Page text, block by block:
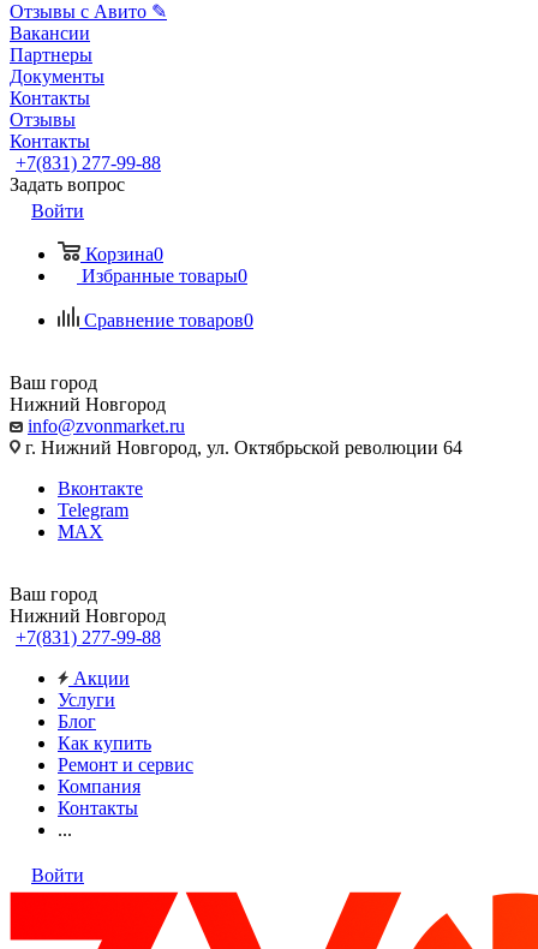
Отзывы с Авито ✎
Вакансии
Партнеры
Документы
Контакты
Отзывы
Контакты
+7(831) 277-99-88
Задать вопрос
Войти
Корзина0
Избранные товары0
Сравнение товаров0
Ваш город
Нижний Новгород
info@zvonmarket.ru
г. Нижний Новгород, ул. Октябрьской революции 64
Вконтакте
Telegram
MAX
Ваш город
Нижний Новгород
+7(831) 277-99-88
Акции
Услуги
Блог
Как купить
Ремонт и сервис
Компания
Контакты
...
Войти